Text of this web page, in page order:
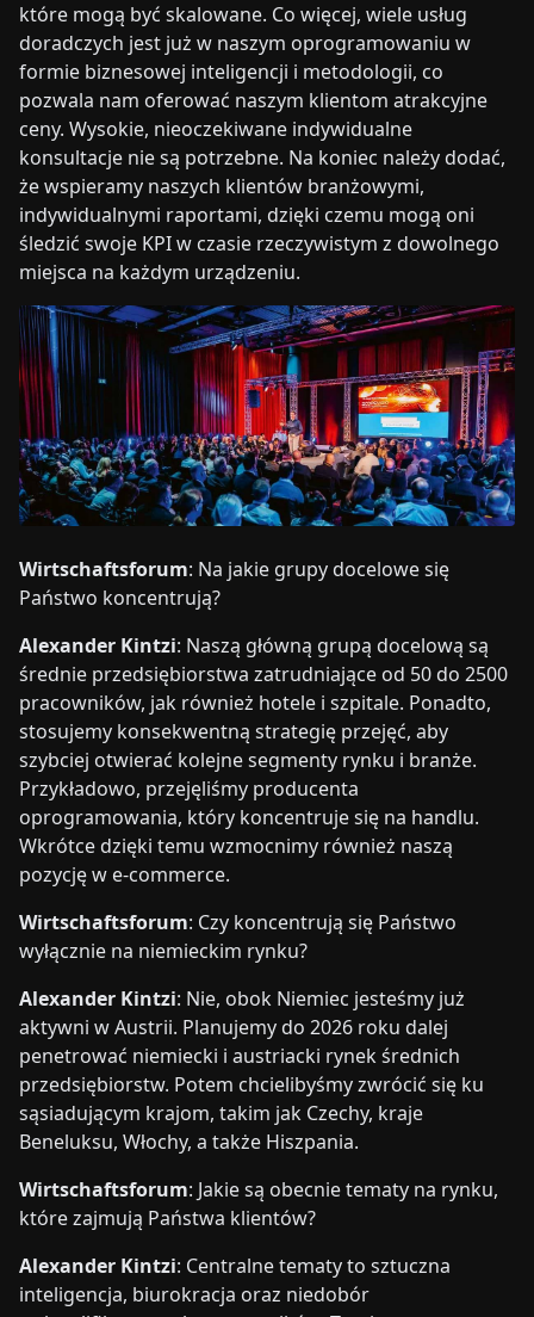
które mogą być skalowane. Co więcej, wiele usług
doradczych jest już w naszym oprogramowaniu w
formie biznesowej inteligencji i metodologii, co
pozwala nam oferować naszym klientom atrakcyjne
ceny. Wysokie, nieoczekiwane indywidualne
konsultacje nie są potrzebne. Na koniec należy dodać,
że wspieramy naszych klientów branżowymi,
indywidualnymi raportami, dzięki czemu mogą oni
śledzić swoje KPI w czasie rzeczywistym z dowolnego
miejsca na każdym urządzeniu.
Wirtschaftsforum: Na jakie grupy docelowe się
Państwo koncentrują?
Alexander Kintzi: Naszą główną grupą docelową są
średnie przedsiębiorstwa zatrudniające od 50 do 2500
pracowników, jak również hotele i szpitale. Ponadto,
stosujemy konsekwentną strategię przejęć, aby
szybciej otwierać kolejne segmenty rynku i branże.
Przykładowo, przejęliśmy producenta
oprogramowania, który koncentruje się na handlu.
Wkrótce dzięki temu wzmocnimy również naszą
pozycję w e-commerce.
Wirtschaftsforum: Czy koncentrują się Państwo
wyłącznie na niemieckim rynku?
Alexander Kintzi: Nie, obok Niemiec jesteśmy już
aktywni w Austrii. Planujemy do 2026 roku dalej
penetrować niemiecki i austriacki rynek średnich
przedsiębiorstw. Potem chcielibyśmy zwrócić się ku
sąsiadującym krajom, takim jak Czechy, kraje
Beneluksu, Włochy, a także Hiszpania.
Wirtschaftsforum: Jakie są obecnie tematy na rynku,
które zajmują Państwa klientów?
Alexander Kintzi: Centralne tematy to sztuczna
inteligencja, biurokracja oraz niedobór